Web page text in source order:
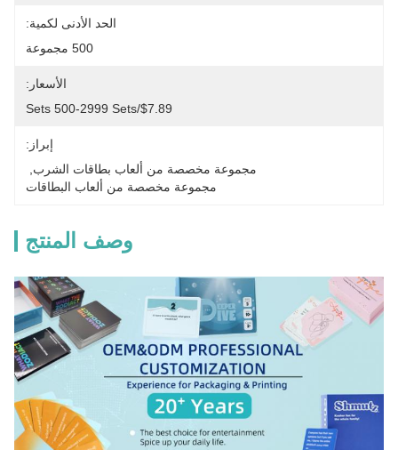
الحد الأدنى لكمية:
500 مجموعة
الأسعار:
$7.89/sets 500-2999 Sets
إبراز:
مجموعة مخصصة من ألعاب بطاقات الشرب
مجموعة مخصصة من ألعاب البطاقات
وصف المنتج